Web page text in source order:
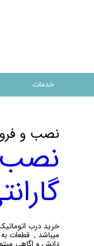
خدمات
نصب و
نصب
خرید درب
میباشد , قطعات